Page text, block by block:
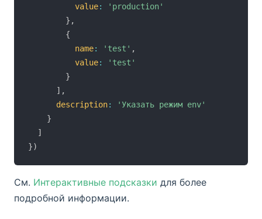
value:
'production'
} ,
{
name: 'test' ,
value:
'test'
}
] ,
description:
'Указать режим env'
}
]
})
См. Интерактивные подсказки для более
подробной информации.